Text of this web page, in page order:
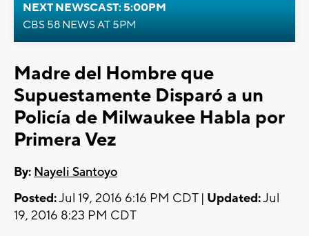
NEXT NEWSCAST: 5:00PM
CBS 58 NEWS AT 5PM
Madre del Hombre que
Supuestamente Disparó a un
Policía de Milwaukee Habla por
Primera Vez
By: Nayeli Santoyo
Posted:Jul 19, 2016 6:16 PM CDT | Updated:Jul
19, 2016 8:23 PM CDT